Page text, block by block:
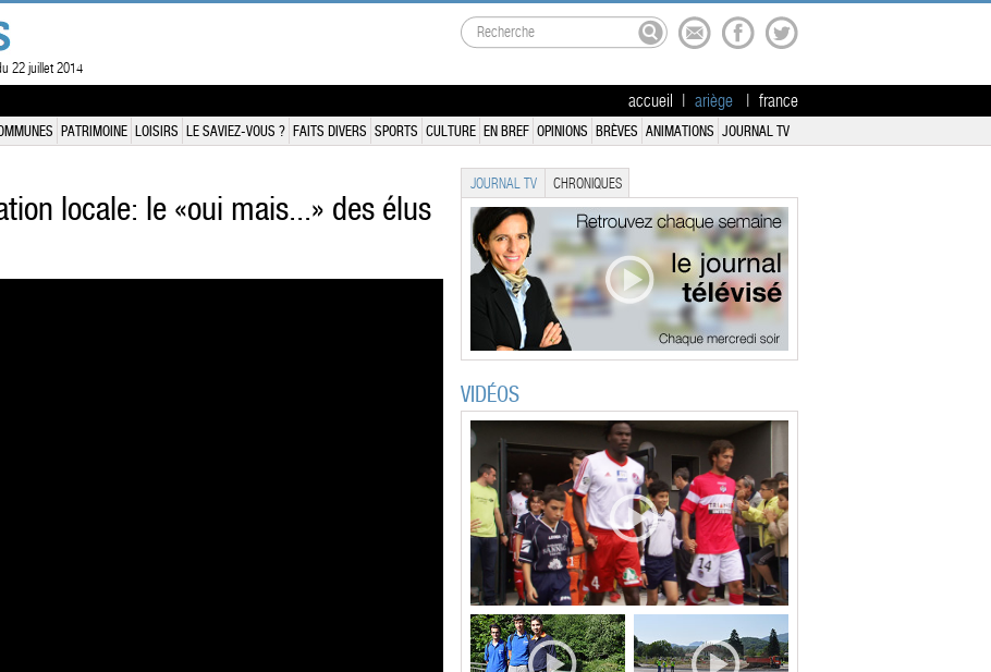
22 juillet 2014
accueil ariège france
PATRIMOINE LOISIRS LE SAVIEZ-VOUS ? FAITS DIVERS SPORTS CULTURE EN BREF OPINIONS BRÈVES ANIMATIONS JOURNAL TV
locale: le «oui mais...» des élus
JOURNAL TV CHRONIQUES
VIDÉOS